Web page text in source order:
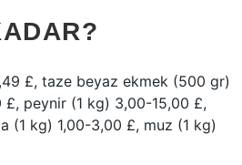
£, taze beyaz ekmek (500 gr)
peynir (1 kg) 3,00-15,00 £,
(1 kg) 1,00-3,00 £, muz (1 kg)